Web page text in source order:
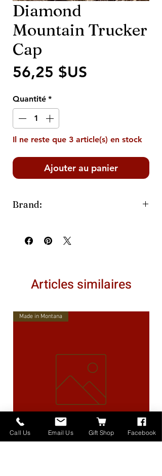
Diamond
Mountain Trucker
Cap
56,25 $US
Quantité *
Il ne reste que 3 article(s) en stock
Ajouter au panier
Brand:
Articles similaires
Made in Montana
Call Us Email Us Gift Shop Facebook